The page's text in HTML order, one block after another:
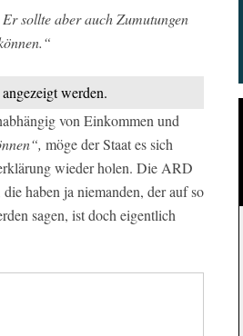
sollte aber auch Zumutungen
werden.
von Einkommen und
möge der Staat es sich
wieder holen. Die ARD
haben ja niemanden, der auf so
sagen, ist doch eigentlich